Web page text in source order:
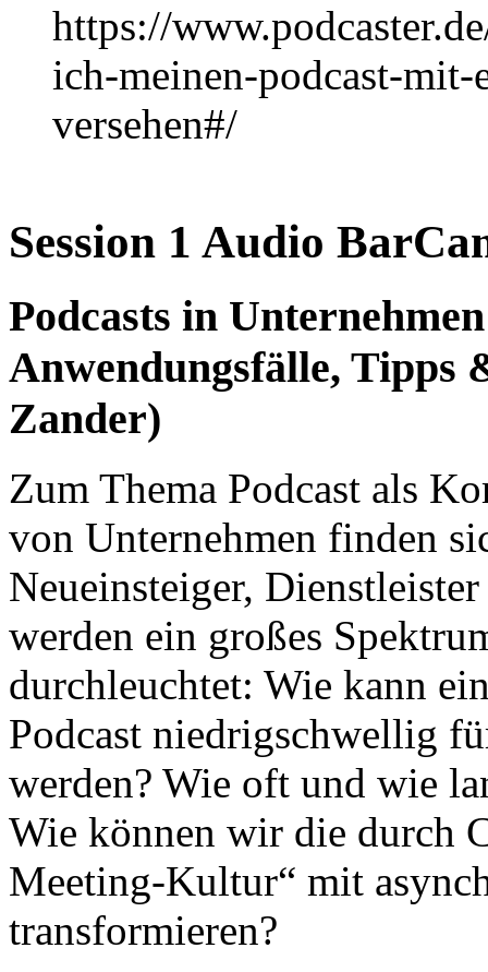
https://
ich-meinen-podcast-mit-
versehen#/
Session 1 Audio
Podcasts in Unternehmen
Anwendungsfälle, Tipps
Zander)
Zum Thema Podcast als
von Unternehmen finden
Neueinsteiger,
werden ein großes
durchleuchtet: Wie kann
Podcast niedrigschwellig
werden? Wie oft und wie
Wie können wir die durch
Meeting-Kultur“ mit
transformieren?